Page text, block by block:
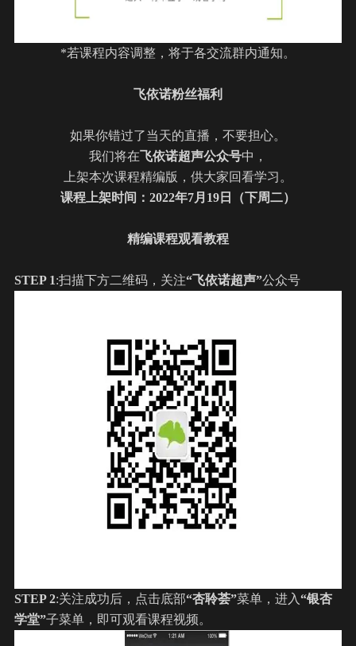
*若课程内容调整，将于各交流群内通知。
飞依诺粉丝福利
如果你错过了当天的直播，不要担心。
我们将在飞依诺超声公众号中，
上架本次课程精编版，供大家回看学习。
课程上架时间：2022年7月 19 日（下周二）
精编课程观看教程
STEP 1:扫描下方二维码，关注“飞依诺超声”公众号
STEP 2:关注成功后，点击底部“杏聆荟”菜单，进入“银杏
学堂”子菜单，即可观看课程视频。